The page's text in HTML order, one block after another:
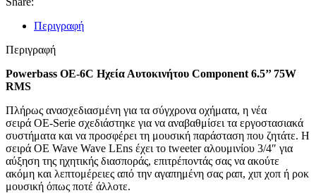
Περιγραφή
Περιγραφή
Powerbass OE-6C Ηχεία Αυτοκινήτου Component 6.5’’ 75W
RMS
Πλήρως ανασχεδιασμένη για τα σύγχρονα οχήματα, η νέα
σειρά OE-Serie σχεδιάστηκε για να αναβαθμίσει τα εργοστασιακά
συστήματα και να προσφέρει τη μουσική παράσταση που ζητάτε. Η
σειρά OE Wave Wave LEns έχει το tweeter αλουμινίου 3/4″ για
αύξηση της ηχητικής διασποράς, επιτρέποντάς σας να ακούτε
ακόμη και λεπτομέρειες από την αγαπημένη σας ραπ, χιπ χοπ ή ροκ
μουσική όπως ποτέ άλλοτε.